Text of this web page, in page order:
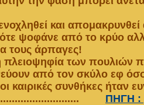
και
ψοφάνε από το κρύο
τους άρπαγες!
πλειοψηφία των πουλιών
από τον σκύλο εφ
καιρικές συνθήκες ήταν
ΠΗΓΗ :